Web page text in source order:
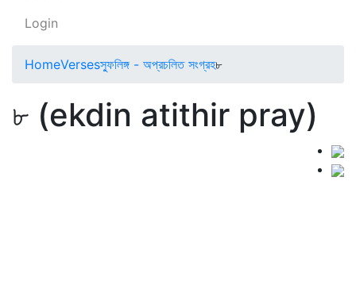
Login
HomeVersesস্ফুলিঙ্গ - অপ্রচলিত সংগ্রহ৮
৮ (ekdin atithir pray)